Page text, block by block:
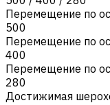
Перемещение по
500
Перемещение по
400
Перемещение по
280
Достижимая